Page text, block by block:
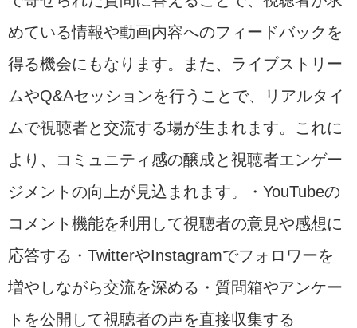
めている情報や動画内容へのフィードバックを
得る機会にもなります。また、ライブストリー
ムやQ&Aセッションを行うことで、リアルタイ
ムで視聴者と交流する場が生まれます。これに
より、コミュニティ感の醸成と視聴者エンゲー
ジメントの向上が見込まれます。・YouTubeの
コメント機能を利用して視聴者の意見や感想に
応答する・TwitterやInstagramでフォロワーを
増やしながら交流を深める・質問箱やアンケー
トを公開して視聴者の声を直接収集する